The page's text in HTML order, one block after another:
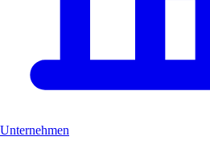
Unternehmen